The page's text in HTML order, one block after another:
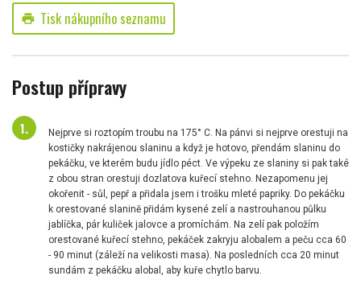
print Tisk nákupního seznamu
Postup přípravy
Nejprve si roztopím troubu na 175° C. Na pánvi si nejprve orestuji na
kostičky nakrájenou slaninu a když je hotovo, přendám slaninu do
pekáčku, ve kterém budu jídlo péct. Ve výpeku ze slaniny si pak také
z obou stran orestuji dozlatova kuřecí stehno. Nezapomenu jej
okořenit - sůl, pepř a přidala jsem i trošku mleté papriky. Do pekáčku
k orestované slanině přidám kysené zelí a nastrouhanou půlku
jablíčka, pár kuliček jalovce a promíchám. Na zelí pak položím
orestované kuřecí stehno, pekáček zakryju alobalem a peču cca 60
- 90 minut (záleží na velikosti masa). Na posledních cca 20 minut
sundám z pekáčku alobal, aby kuře chytlo barvu.